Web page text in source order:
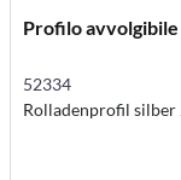
Profilo
52334
Rolladenprofil silber